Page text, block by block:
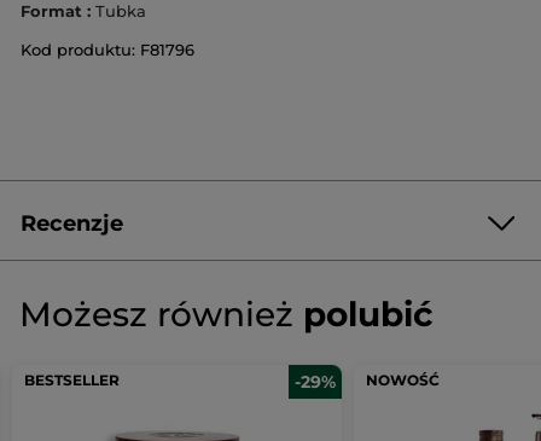
Format : Tubka
Kod produktu: F81796
Recenzje
★★★★★
★★★★★
Brak
DODAJ RECENZJĘ
Możesz również polubić
BESTSELLER -29% NOWOŚĆ